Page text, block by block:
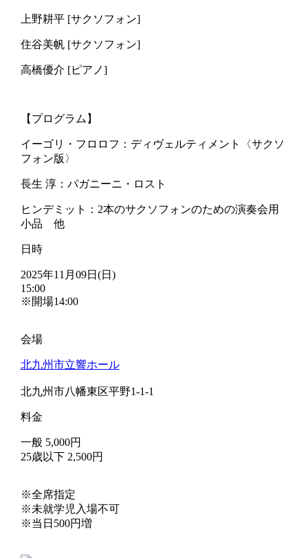
上野耕平 [サクソフォン]
住谷美帆 [サクソフォン]
高橋優介 [ピアノ]
【プログラム】
イーゴリ・フロロフ：ディヴェルティメント〈サクソ
フォン版〉
長生 淳：パガニーニ・ロスト
ヒンデミット：2本のサクソフォンのための演奏会用
小品 他
日時
2025年11月09日(日)
15:00
※開場14:00
会場
北九州市立響ホール
北九州市八幡東区平野1-1-1
料金
一般 5,000円
25歳以下 2,500円
※全席指定
※未就学児入場不可
※当日500円増